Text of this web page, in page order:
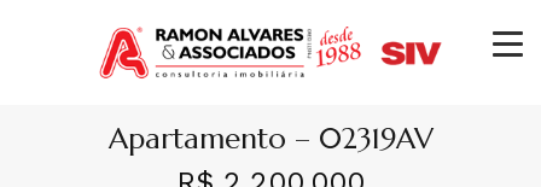
Apartamento – 02319AV